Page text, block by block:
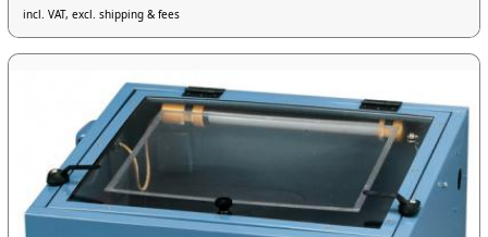
incl. VAT, excl. shipping & fees